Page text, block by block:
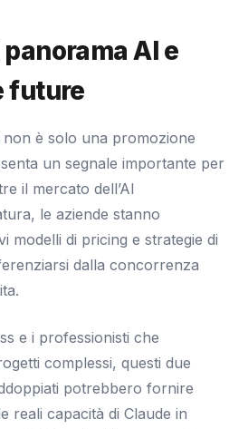
AI e
future
non è solo una promozione
un segnale importante per
il mercato dell’AI
le aziende stanno
modelli di pricing e strategie di
dalla concorrenza
e i professionisti che
complessi, questi due
potrebbero fornire
reali capacità di Claude in